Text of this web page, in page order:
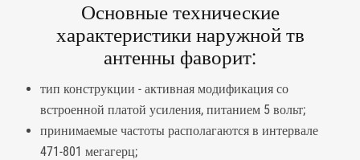
Основные технические
характеристики наружной тв
антенны фаворит:
тип конструкции - активная модификация со
встроенной платой усиления, питанием 5 вольт;
принимаемые частоты располагаются в интервале
471-801 мегагерц;